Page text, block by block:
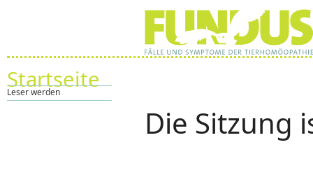
Startseite
Leser werden
Die Sitzung